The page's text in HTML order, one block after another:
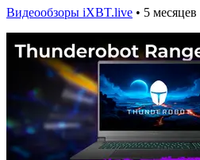
Видеообзоры iXBT.live • 5 месяцев